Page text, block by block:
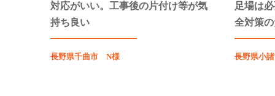
対応がいい。工事後の片付け等が気
持ち良い
長野県千曲市 N様
足場は
全対策
長野県小